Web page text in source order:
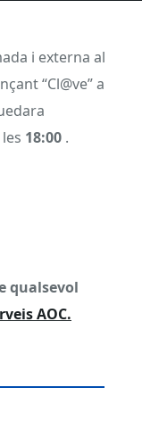
i externa al
“Cl@ve” a
les 18:00 .
qualsevol
AOC.